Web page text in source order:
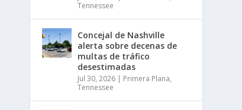
Tennessee
Concejal de Nashville
alerta sobre decenas de
multas de tráfico
desestimadas
Jul 30, 2026 | Primera Plana,
Tennessee